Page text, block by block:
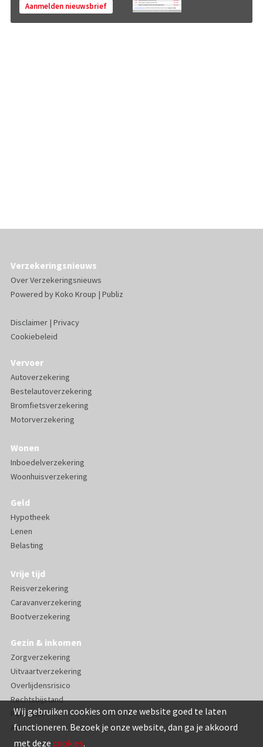
Wij gebruiken cookies om onze website goed te laten
functioneren. Bezoek je onze website, dan ga je akkoord
met deze cookies.
Aanmelden nieuwsbrief
Verzekeringsnieuws
Over Verzekeringsnieuws
Powered byKoko Kroup | Publiz
Disclaimer| Privacy
Cookiebeleid
Vervoer
Autoverzekering
Bestelautoverzekering
Bromfietsverzekering
Motorverzekering
Wonen
Inboedelverzekering
Woonhuisverzekering
Geld
Hypotheek
Lenen
Belasting
Vrije tijd
Reisverzekering
Caravanverzekering
Bootverzekering
Gezin & inkomen
Zorgverzekering
Uitvaartverzekering
Overlijdensrisico
Rechtsbijstand
Pensioen
AOV